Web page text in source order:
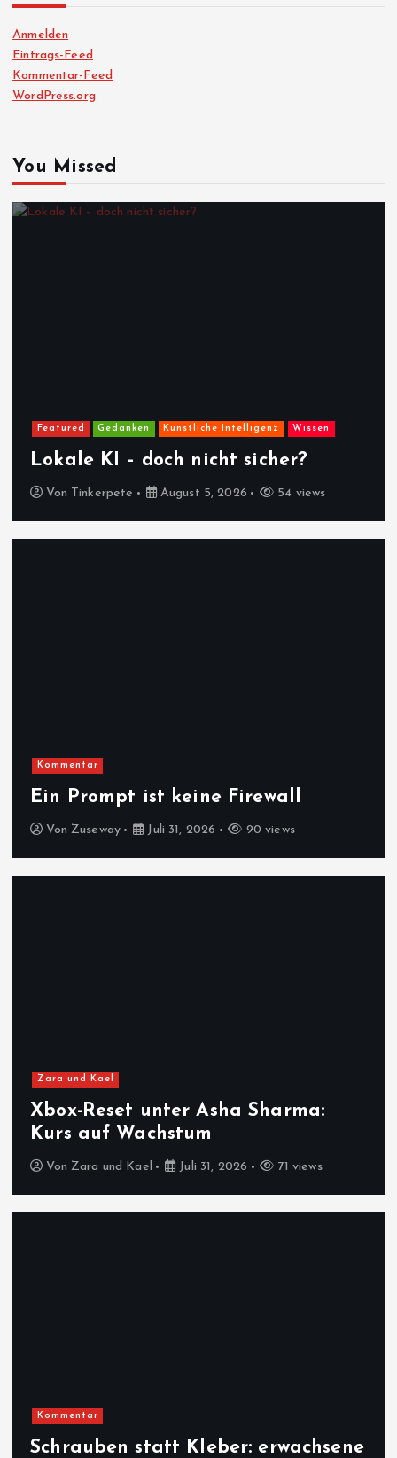
Anmelden
Eintrags-Feed
Kommentar-Feed
WordPress.org
You Missed
Featured Gedanken Künstliche Intelligenz Wissen
Lokale KI – doch nicht sicher?
Von Tinkerpete August 5, 2026 54 views
Kommentar
Ein Prompt ist keine Firewall
Von Zuseway Juli 31, 2026 90 views
Zara und Kael
Xbox-Reset unter Asha Sharma:
Kurs auf Wachstum
Von Zara und Kael Juli 31, 2026 71 views
Kommentar
Schrauben statt Kleber: erwachsene